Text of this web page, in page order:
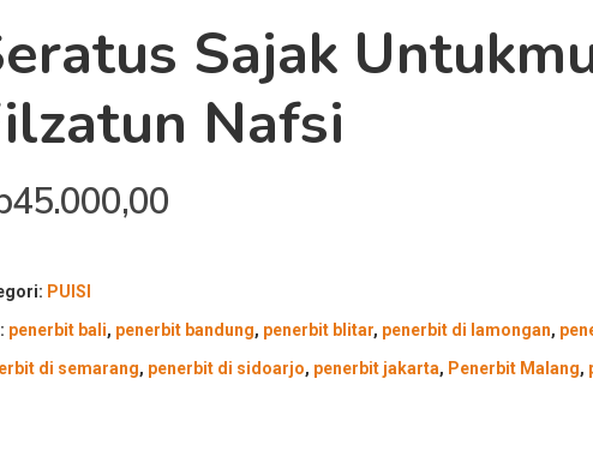
Sajak
Nafsi
45.000,00
PUISI
penerbit bali, penerbit bandung, penerbit blitar, penerbit di lamongan,
di semarang, penerbit di sidoarjo, penerbit jakarta, Penerbit Malang,